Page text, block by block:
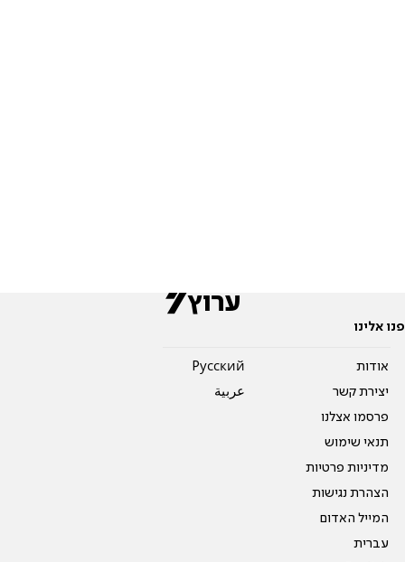
פנו אלינו
אודות
יצירת קשר
פרסמו אצלנו
תנאי שימוש
מדיניות פרטיות
הצהרת נגישות
המייל האדום
עברית
Pусский
عربية